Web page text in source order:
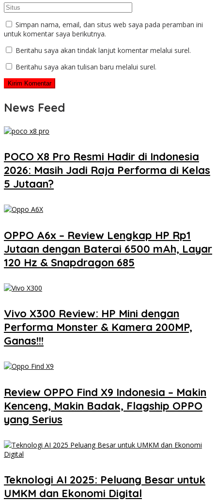
Simpan nama, email, dan situs web saya pada peramban ini
untuk komentar saya berikutnya.
Beritahu saya akan tindak lanjut komentar melalui surel.
Beritahu saya akan tulisan baru melalui surel.
News Feed
POCO X8 Pro Resmi Hadir di Indonesia
2026: Masih Jadi Raja Performa di Kelas
5 Jutaan?
OPPO A6x – Review Lengkap HP Rp1
Jutaan dengan Baterai 6500 mAh, Layar
120 Hz & Snapdragon 685
Vivo X300 Review: HP Mini dengan
Performa Monster & Kamera 200MP,
Ganas!!!
Review OPPO Find X9 Indonesia – Makin
Kenceng, Makin Badak, Flagship OPPO
yang Serius
Teknologi AI 2025: Peluang Besar untuk
UMKM dan Ekonomi Digital